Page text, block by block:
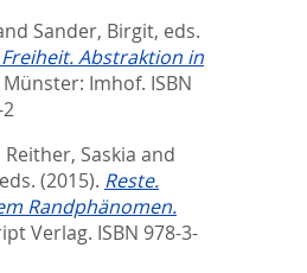
Sander, Birgit, eds.
Abstraktion in
Münster: Imhof. ISBN
Reither, Saskia and
(2015). Reste.
Randphänomen.
Verlag. ISBN 978-3-